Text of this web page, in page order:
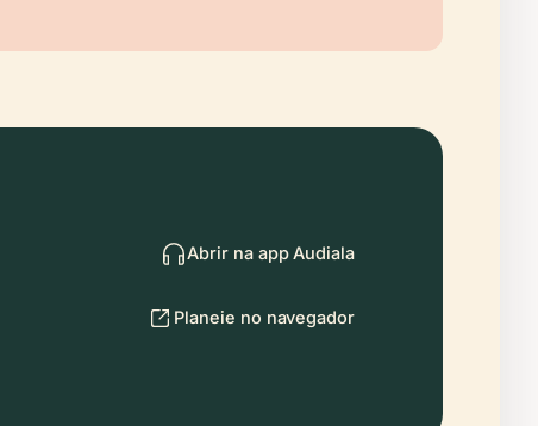
Abrir na app Audiala
Planeie no navegador